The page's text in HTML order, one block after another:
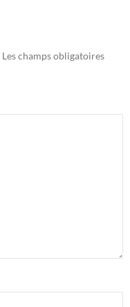
Les champs obligatoires